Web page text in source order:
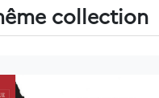
collection